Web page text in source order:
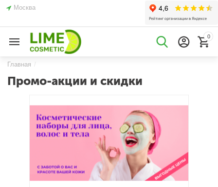
Москва
0
Главная /
Промо-акции и скидки